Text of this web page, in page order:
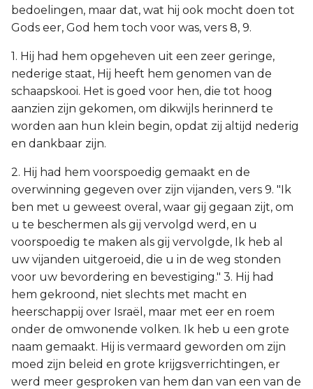
bedoelingen, maar dat, wat hij ook mocht doen tot
Gods eer, God hem toch voor was, vers 8, 9.
1. Hij had hem opgeheven uit een zeer geringe,
nederige staat, Hij heeft hem genomen van de
schaapskooi. Het is goed voor hen, die tot hoog
aanzien zijn gekomen, om dikwijls herinnerd te
worden aan hun klein begin, opdat zij altijd nederig
en dankbaar zijn.
2. Hij had hem voorspoedig gemaakt en de
overwinning gegeven over zijn vijanden, vers 9. "Ik
ben met u geweest overal, waar gij gegaan zijt, om
u te beschermen als gij vervolgd werd, en u
voorspoedig te maken als gij vervolgde, Ik heb al
uw vijanden uitgeroeid, die u in de weg stonden
voor uw bevordering en bevestiging." 3. Hij had
hem gekroond, niet slechts met macht en
heerschappij over Israël, maar met eer en roem
onder de omwonende volken. Ik heb u een grote
naam gemaakt. Hij is vermaard geworden om zijn
moed zijn beleid en grote krijgsverrichtingen, er
werd meer gesproken van hem dan van een van de